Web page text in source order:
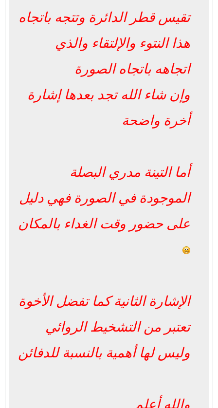
تقيس قطر الدائرة وتتجه باتجاه
هذا النتوء والإلتقاء والذي
اتجاهه باتجاه الصورة
وإن شاء الله تجد بعدها إشارة
أخرة واضحة
أما التينة مدري البصلة
الموجودة في الصورة فهي دليل
على حضور وقت الغداء بالمكان
الإشارة الثانية كما تفضل الأخوة
تعتبر من التشخيط الروائي
وليس لها أهمية بالنسبة للدفائن
والله أعلم